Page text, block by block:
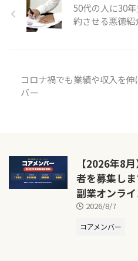
50代の人に30
約させる悪徳紹
コロナ禍でも業績や収入を伸
バー
【2026年8
者を募集し
副業オンラ
2026/8/7
コアメンバー